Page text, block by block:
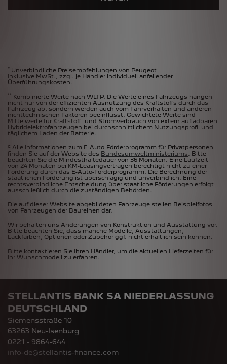
* Unverbindliche Preisempfehlungen von Peugeot
Inklusive MwSt., zzgl. je Händler individuell anfallender
Überführungskosten.
** Kombinierte Werte nach WLTP. Die Werte eines Fahrzeugs hängen
nicht nur von der effizienten Ausnutzung des Kraftstoffs durch das
Fahrzeug ab, sondern werden auch vom Fahrverhalten und anderen
nichttechnischen Faktoren beeinflusst. Gewichtete Werte sind
Mittelwerte für Kraftstoff- und Stromverbrauch von extern aufladbaren
Hybridelektrofahrzeugen bei durchschnittlichem Nutzungsprofil und
täglichem Laden der Batterie.
c Alle Informationen zum E-Auto-Förderprogramm für Privatpersonen
finden Sie auf der Website des Bundesumweltministeriums. Bitte
beachten Sie die Mindesthaltedauer von 36 Monaten. Eine Laufzeit
von 24 Monaten bei KM-Leasingverträgen berechtigt nicht zu einer
Förderung durch das E-Auto-Förderprogramm. Die Berechnung der
staatlichen Förderung ist überschlägig und unverbindlich. Eine
rechtsverbindliche Entscheidung über staatliche Förderungen erfolgt
ausschließlich durch die zuständigen Behörden.
Die auf dieser Website abgebildeten Fahrzeuge stellen Beispielfotos
von Fahrzeugen der Baureihen dar.
Wir behalten uns Änderungen von Konstruktion und Ausstattung vor.
Bitte beachten Sie, dass manche Modelle, Ausstattungen,
Lackfarben, Optionen oder Zubehör ggf. nicht erhältlich sein können.
Bitte kontaktieren Sie Ihren Händler, um die aktuellen Lieferzeiten für
Ihr Wunschmodell zu erfahren.
STELLANTIS BANK SA NIEDERLASSUNG
DEUTSCHLAND
Siemensstraße 10
63263 Neu-Isenburg
0221 - 9864-644
info-de@stellantis-finance.com